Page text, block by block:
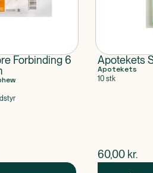
Forbinding 6
pris
Apotekets
Apotekets
10 stk
$
60,00 kr.